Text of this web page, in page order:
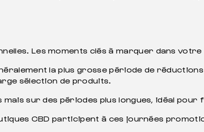
Les moments clés à marquer dans votre
la plus grosse période de réductions
sélection de produits.
sur des périodes plus longues, idéal pour
CBD participent à ces journées